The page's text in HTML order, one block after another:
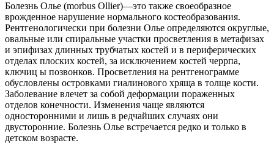
Болезнь Олье (morbus Ollier)—это также своеобразное
врожденное нарушение нормального костеобразования.
Рентгенологически при болезни Олье определяются округлые,
овальные или спиральные участки просветления в метафизах
и эпифизах длинных трубчатых костей и в периферических
отделах плоских костей, за исключением костей черрпа,
ключиц ы позвонков. Просветления на рентгенограмме
обусловлены островками гиалинового хряща в толще кости.
Заболевание влечет за собой деформации пораженных
отделов конечности. Изменения чаще являются
односторонними и лишь в редчайших случаях они
двусторонние. Болезнь Олье встречается редко и только в
детском возрасте.